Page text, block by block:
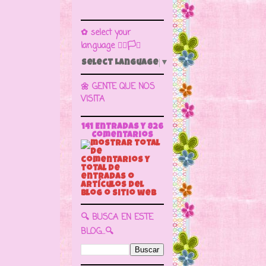
✿ select your
language 🏳️‍🌈🏳️🏁
Select Language ▼
🌼 GENTE QUE NOS
VISITA
141 Entradas y 826
Comentarios
🔍 BUSCA EN ESTE
BLOG...🔍